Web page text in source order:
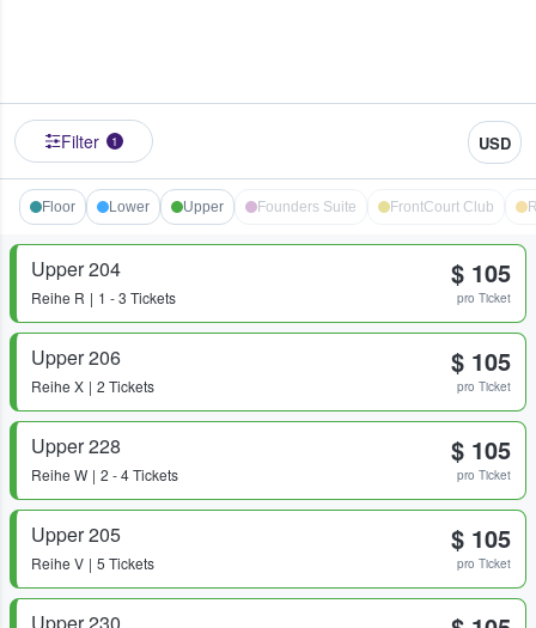
Filter 1 USD
Floor Lower Upper Founders Suite FrontCourt Club
Upper 204
Reihe R 1 - 3 Tickets
$ 105
pro Ticket
Upper 206
Reihe X 2 Tickets
$ 105
pro Ticket
Upper 228
Reihe W 2 - 4 Tickets
$ 105
pro Ticket
Upper 205
Reihe V 5 Tickets
$ 105
pro Ticket